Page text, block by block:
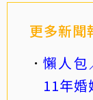
更多新聞
懶人
11年婚